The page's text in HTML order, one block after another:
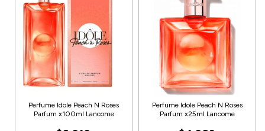
Perfume Idole Peach N Roses
Parfum x100ml Lancome
Perfume Idole Peach N Roses
Parfum x25ml Lancome